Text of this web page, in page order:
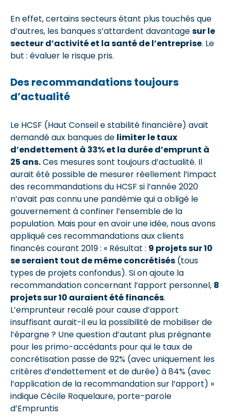
En effet, certains secteurs étant plus touchés que
d’autres, les banques s’attardent davantagesur le
secteur d’activité et la santé de l’entreprise. Le
but : évaluer le risque pris.
Des recommandations toujours
d’actualité
Le HCSF (Haut Conseil e stabilité financière) avait
demandé aux banques de limiter le taux
d’endettement à 33% et la durée d’emprunt à
25 ans.Ces mesures sont toujours d’actualité. Il
aurait été possible de mesurer réellement l’impact
des recommandations du HCSF si l’année 2020
n’avait pas connu une pandémie qui a obligé le
gouvernement à confiner l’ensemble de la
population. Mais pour en avoir une idée, nous avons
appliqué ces recommandations aux clients
financés courant 2019 : « Résultat : 9 projets sur 10
se seraient tout de même concrétisés (tous
types de projets confondus). Si on ajoute la
recommandation concernant l’apport personnel, 8
projets sur 10 auraient été financés.
L’emprunteur recalé pour cause d’apport
insuffisant aurait-il eu la possibilité de mobiliser de
l’épargne ? Une question d’autant plus prégnante
pour les primo-accédants pour qui le taux de
concrétisation passe de 92% (avec uniquement les
critères d’endettement et de durée) à 84% (avec
l’application de la recommandation sur l’apport) »
indique Cécile Roquelaure, porte-parole
d’Empruntis